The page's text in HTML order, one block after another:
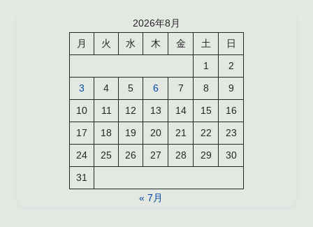
2026年8月
月
火 水 木 金 土
日
1
2
3
4 5 6 7 8
9
10
11 12 13 14 15
16
17
18 19 20 21 22
23
24
25 26 27 28 29
30
31
« 7月